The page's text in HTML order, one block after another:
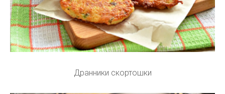
Дранники скортошки